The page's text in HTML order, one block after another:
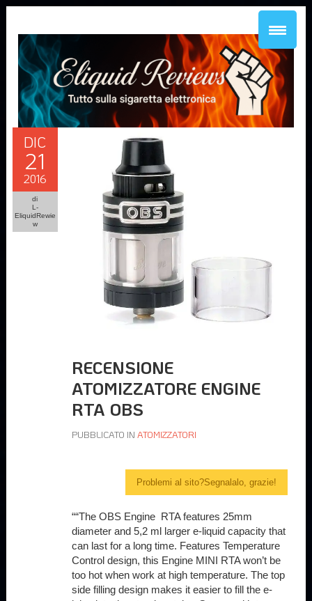
DIC
21
2016
di
L-
EliquidRewie
w
RECENSIONE
ATOMIZZATORE ENGINE
RTA OBS
PUBBLICATO IN ATOMIZZATORI
Problemi al sito?Segnalalo, grazie!
““The OBS Engine RTA features 25mm
diameter and 5,2 ml larger e-liquid capacity that
can last for a long time. Features Temperature
Control design, this Engine MINI RTA won’t be
too hot when work at high temperature. The top
side filling design makes it easier to fill the e-